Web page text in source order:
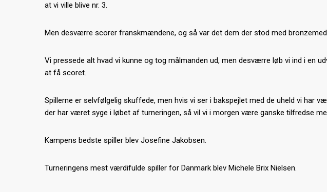
at vi ville blive nr. 3.
Men desværre scorer franskmændene, og så var det dem der stod med
Vi pressede alt hvad vi kunne og tog målmanden ud, men desværre løb vi ind i en
at få scoret.
Spillerne er selvfølgelig skuffede, men hvis vi ser i bakspejlet med de uheld vi har
der har været syge i løbet af turneringen, så vil vi i morgen være ganske tilfredse
Kampens bedste spiller blev Josefine Jakobsen.
Turneringens mest værdifulde spiller for Danmark blev Michele Brix Nielsen.